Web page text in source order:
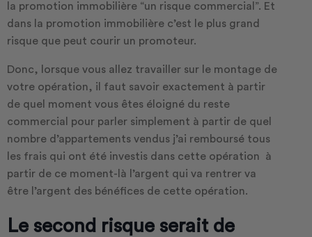
la promotion immobilière “un risque commercial”. Et
dans la promotion immobilière c’est le plus grand
risque que peut courir un promoteur.
Donc, lorsque vous allez travailler sur le montage de
votre opération, il faut savoir exactement à partir
de quel moment vous êtes éloigné du reste
commercial pour parler simplement à partir de quel
nombre d’appartements vendus j’ai remboursé tous
les frais qui ont été investis dans cette opération à
partir de ce moment-là l’argent qui va rentrer va
être l’argent des bénéfices de cette opération.
Le second risque serait de